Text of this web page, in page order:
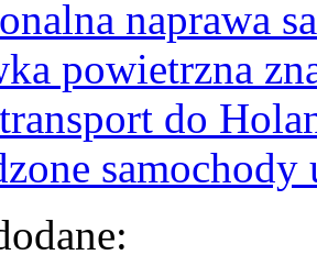
naprawa
powietrzna
do